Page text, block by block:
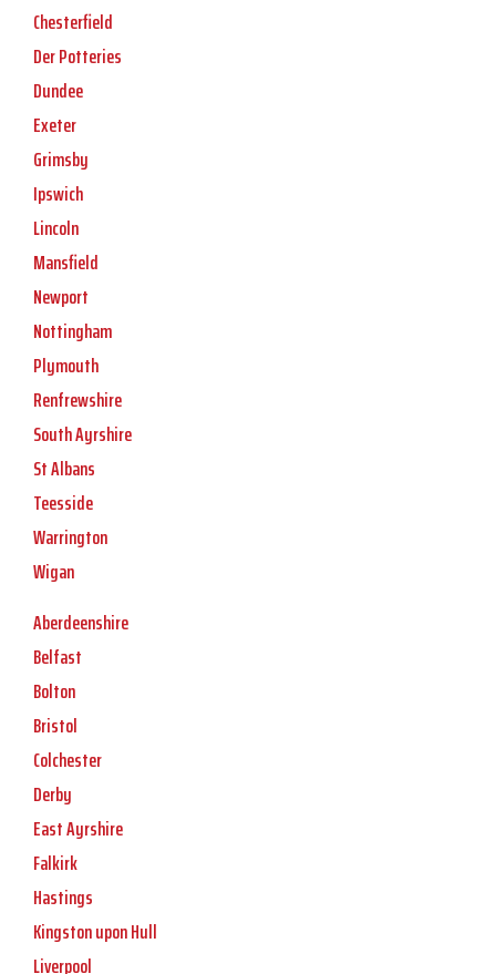
Chesterfield
Der Potteries
Dundee
Exeter
Grimsby
Ipswich
Lincoln
Mansfield
Newport
Nottingham
Plymouth
Renfrewshire
South Ayrshire
St Albans
Teesside
Warrington
Wigan
Aberdeenshire
Belfast
Bolton
Bristol
Colchester
Derby
East Ayrshire
Falkirk
Hastings
Kingston upon Hull
Liverpool